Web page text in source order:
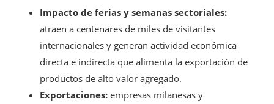
Impacto de ferias y semanas sectoriales:
atraen a centenares de miles de visitantes
internacionales y generan actividad económica
directa e indirecta que alimenta la exportación de
productos de alto valor agregado.
Exportaciones: empresas milanesas y